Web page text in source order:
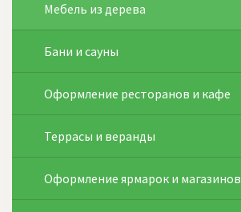
Мебель из дерева
Бани и сауны
Оформление ресторанов и кафе
Террасы и веранды
Оформление ярмарок и магазинов